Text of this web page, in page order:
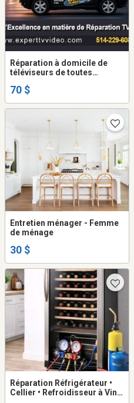
Réparation à domicile de
téléviseurs de toutes
70 $
Entretien ménager - Femme
de ménage
30 $
Réparation Réfrigérateur •
Cellier • Refroidisseur à Vin